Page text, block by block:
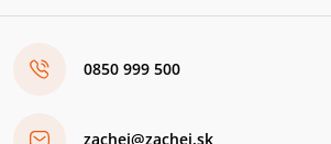
0850 999 500
zachej@zachej.sk